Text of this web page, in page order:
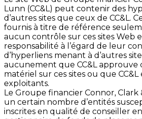
Lunn (CC&L) peut contenir des
d’autres sites que ceux de CC&L.
fournis à titre de référence
aucun contrôle sur ces sites Web
responsabilité à l’égard de leur
d’hyperliens menant à d’autres
aucunement que CC&L approuve
matériel sur ces sites ou que CC&L
exploitants.
Le Groupe financier Connor,
un certain nombre d’entités
inscrites en qualité de conseiller